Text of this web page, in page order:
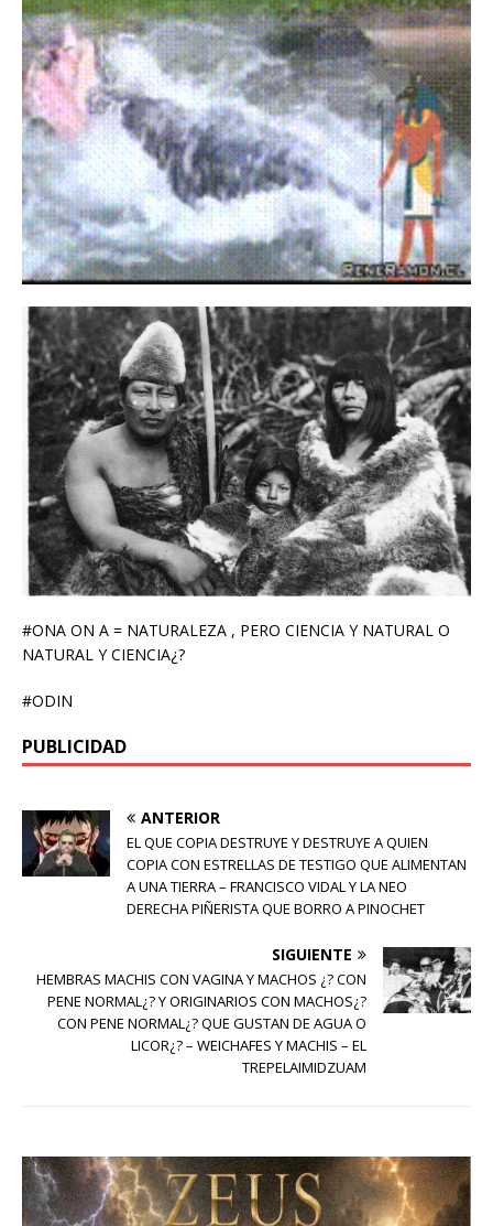
#ONA ON A = NATURALEZA , PERO CIENCIA Y NATURAL O
NATURAL Y CIENCIA¿?
#ODIN
PUBLICIDAD
ANTERIOR
EL QUE COPIA DESTRUYE Y DESTRUYE A QUIEN
COPIA CON ESTRELLAS DE TESTIGO QUE ALIMENTAN
A UNA TIERRA – FRANCISCO VIDAL Y LA NEO
DERECHA PIÑERISTA QUE BORRO A PINOCHET
SIGUIENTE
HEMBRAS MACHIS CON VAGINA Y MACHOS ¿? CON
PENE NORMAL¿? Y ORIGINARIOS CON MACHOS¿?
CON PENE NORMAL¿? QUE GUSTAN DE AGUA O
LICOR¿? – WEICHAFES Y MACHIS – EL
TREPELAIMIDZUAM